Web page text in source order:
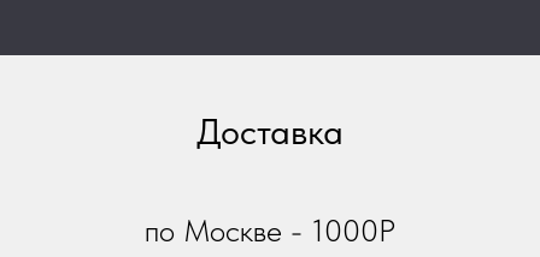
Доставка
по Москве - 1000Р